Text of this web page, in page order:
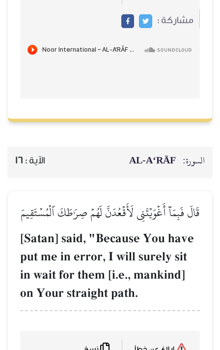
مشاركة :
السورة: AL‑A‘RĀF الآية : 16
قَالَ فَبِمَآ أَغۡوَيۡتَنِي لَأَقۡعُدَنَّ لَهُمۡ صِرَٰطَكَ ٱلۡمُسۡتَقِيمَ
[Satan] said, "Because You have
put me in error, I will surely sit
in wait for them [i.e., mankind]
on Your straight path.